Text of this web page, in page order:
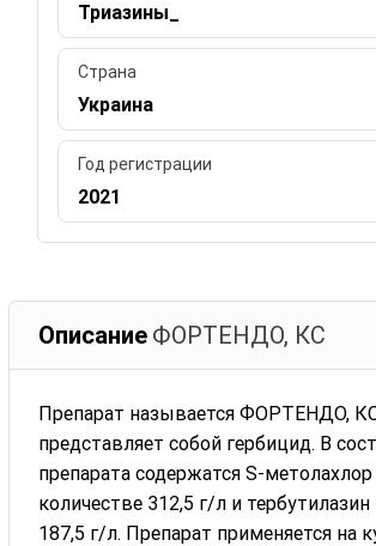
Триазины_
Страна
Украина
Год регистрации
2021
Описание ФОРТЕНДО, КС
Препарат называется ФОРТЕНДО,
представляет собой гербицид. В
препарата содержатся S-
количестве 312,5 г/л и
187,5 г/л. Препарат применяется на